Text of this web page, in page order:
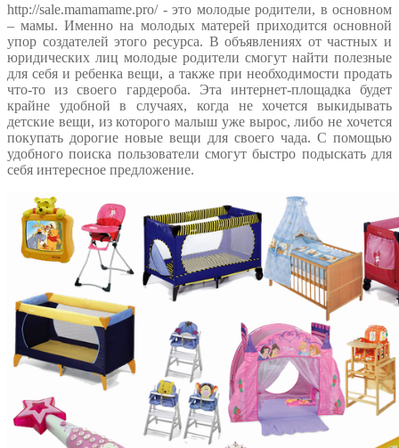
http://sale.mamamame.pro/ - это молодые родители, в основном
– мамы. Именно на молодых матерей приходится основной
упор создателей этого ресурса. В объявлениях от частных и
юридических лиц молодые родители смогут найти полезные
для себя и ребенка вещи, а также при необходимости продать
что-то из своего гардероба. Эта интернет-площадка будет
крайне удобной в случаях, когда не хочется выкидывать
детские вещи, из которого малыш уже вырос, либо не хочется
покупать дорогие новые вещи для своего чада. С помощью
удобного поиска пользователи смогут быстро подыскать для
себя интересное предложение.